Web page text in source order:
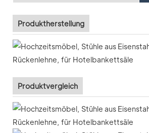
Produktherstellung
Produktvergleich